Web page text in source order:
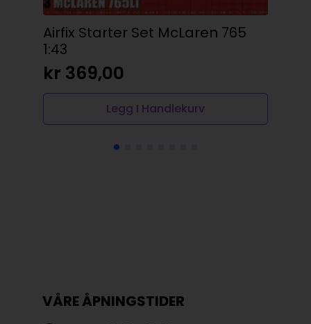
Airfix Starter Set McLaren 765
1:43
kr 369,00
Legg I Handlekurv
VÅRE ÅPNINGSTIDER